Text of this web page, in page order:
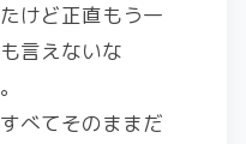
けど正直もう一
言えないな
べてそのままだ